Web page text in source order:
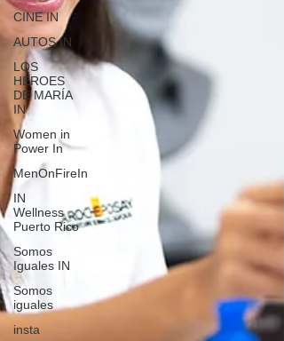
CINE IN
AUTOS IN
LOS
HÉROES
DE MARÍA
IN
Women in
Power In
MenOnFireIn
IN
Wellness
Puerto Rico
Somos
Iguales IN
Somos
iguales
insta